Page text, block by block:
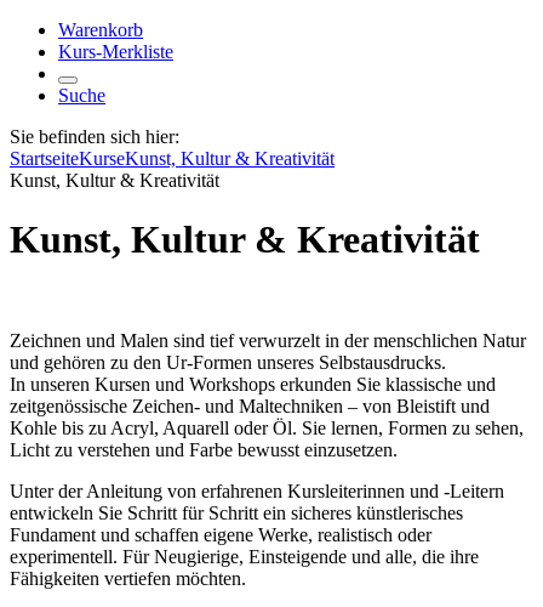
Warenkorb
Kurs-Merkliste
Suche
Sie befinden sich hier:
StartseiteKurseKunst, Kultur & Kreativität
Kunst, Kultur & Kreativität
Kunst, Kultur & Kreativität
Zeichnen und Malen sind tief verwurzelt in der menschlichen Natur
und gehören zu den Ur-Formen unseres Selbstausdrucks.
In unseren Kursen und Workshops erkunden Sie klassische und
zeitgenössische Zeichen- und Maltechniken – von Bleistift und
Kohle bis zu Acryl, Aquarell oder Öl. Sie lernen, Formen zu sehen,
Licht zu verstehen und Farbe bewusst einzusetzen.
Unter der Anleitung von erfahrenen Kursleiterinnen und -Leitern
entwickeln Sie Schritt für Schritt ein sicheres künstlerisches
Fundament und schaffen eigene Werke, realistisch oder
experimentell. Für Neugierige, Einsteigende und alle, die ihre
Fähigkeiten vertiefen möchten.